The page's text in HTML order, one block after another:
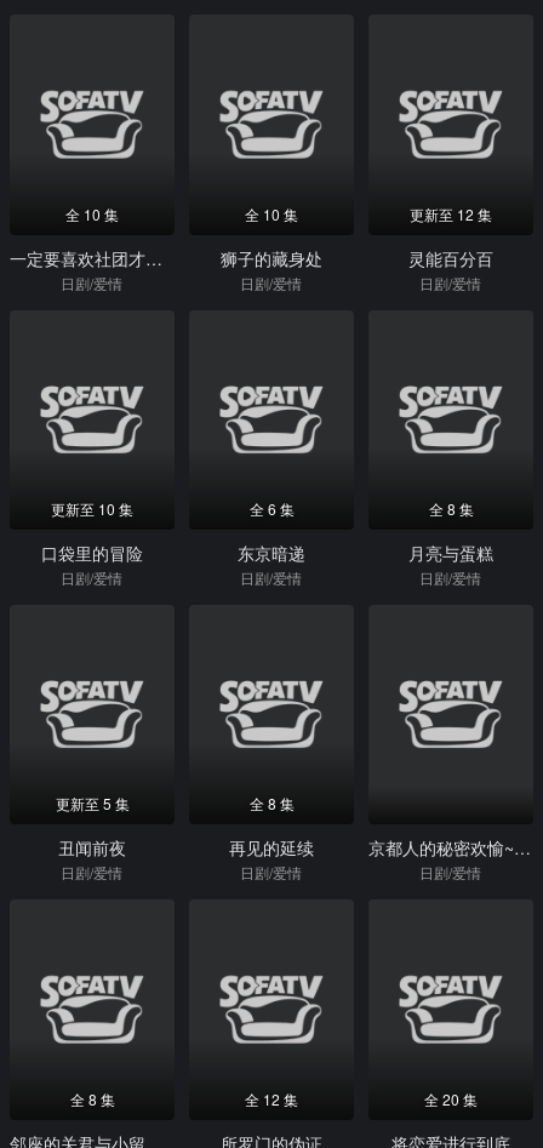
全 10 集
一定要喜欢社团才行吗？
日剧/爱情
全 10 集
狮子的藏身处
日剧/爱情
更新至 12 集
灵能百分百
日剧/爱情
更新至 10 集
口袋里的冒险
日剧/爱情
全 6 集
东京暗递
日剧/爱情
全 8 集
月亮与蛋糕
日剧/爱情
更新至 5 集
丑闻前夜
日剧/爱情
全 8 集
再见的延续
日剧/爱情
京都人的秘密欢愉~BLUE修业中~燃情之秋~
日剧/爱情
全 8 集 全 12 集
所罗门的伪证
全 20 集
将恋爱进行到底